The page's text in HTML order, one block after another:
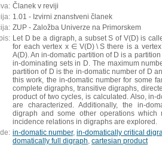
Članek v reviji
1.01 - Izvirni znanstveni članek
ZUP - Založba Univerze na Primorskem
Let D be a digraph, a subset S of V(D) is
for each vertex x ∈ V(D) \ S there is a
A(D). An in-domatic partition of D is a
in-dominating sets in D. The maximum
partition of D is the in-domatic number of D
this work, the in-domatic number for some
complete digraphs, transitive digraphs,
product of two cycles, is calculated. Also, in-
are characterized. Additionally, the in-
digraph and some other operations which
incidence relations in digraphs are explored.
in-domatic number, in-domatically critical
domatically full digraph cartesian product